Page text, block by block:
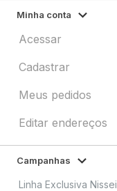
Minha conta
Acessar
Cadastrar
Meus pedidos
Editar endereços
Campanhas
Linha Exclusiva Nissei